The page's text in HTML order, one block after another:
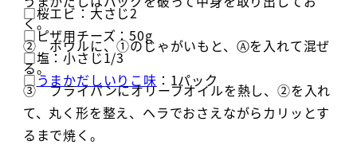
□桜エビ：大さじ2
□ピザ用チーズ：50g
□塩：小さじ1/3
□うまかだしいりこ味 ：1パック
く。
② ボウルに、①のじゃがいもと、Ⓐを入れて混ぜ
る。
③ フライパンにオリーブオイルを熱し、②を入れ
て、丸く形を整え、ヘラでおさえながらカリッとす
るまで焼く。